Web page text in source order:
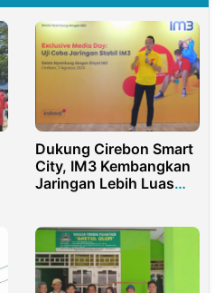
Dukung Cirebon Smart
City, IM3 Kembangkan
Jaringan Lebih Luas